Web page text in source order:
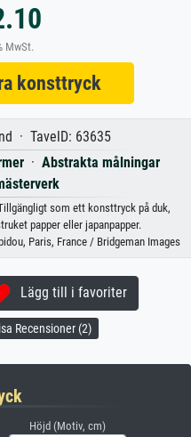
MwSt.
konsttryck
· TavelD: 63635
· Abstrakta målningar
som ett konsttryck på duk,
papper eller japanpapper.
Paris, France / Bridgeman Images
Lägg till i favoriter
Recensioner (2)
Höjd (Motiv, cm)